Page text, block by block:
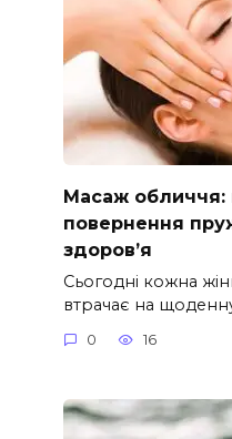
Масаж обличчя:
повернення
здоров’я
Сьогодні кожна
втрачає на
0 16